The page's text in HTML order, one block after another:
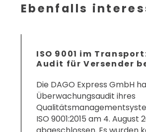
Ebenfalls
ISO 9001 im
Audit für Versender
Die DAGO Express GmbH
Überwachungsaudit ihres
ISO 9001:2015 am 4.